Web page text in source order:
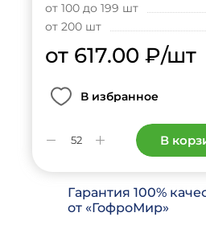
от 100 до 199 шт
от 200 шт
от 617.00 ₽/шт
В избранное
В
Гарантия 100%
от «ГофроМир»